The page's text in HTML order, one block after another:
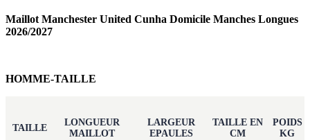
Maillot Manchester United Cunha Domicile Manches Longues
2026/2027
HOMME-TAILLE
TAILLE
LONGUEUR
MAILLOT
LARGEUR
EPAULES
TAILLE EN
CM
POIDS
KG